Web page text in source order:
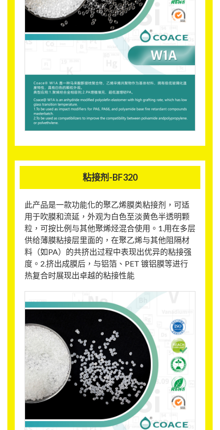
粘接剂-BF320
此产品是一款功能化的聚乙烯膜类粘接剂，可适
用于吹膜和流延，外观为白色至淡黄色半透明颗
粒，可按比例与其他聚烯烃混合使用。1.用在多层
供给薄膜粘接层里面的，在聚乙烯与其他阻隔材
料（如PA）的共挤出过程中表现出优异的粘接强
度。2.挤出成膜后，与铝箔、PET 镀铝膜等进行
热复合时展现出卓越的粘接性能